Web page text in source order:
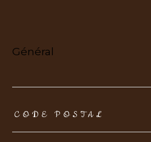
général
CODE POSTAL